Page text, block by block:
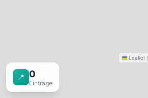
Leaflet |
📍 0
Einträge